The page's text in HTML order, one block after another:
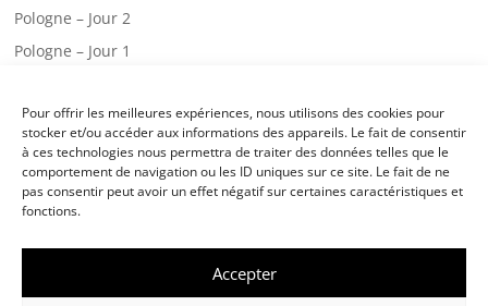
Pour offrir les meilleures expériences, nous utilisons des cookies pour
stocker et/ou accéder aux informations des appareils. Le fait de consentir
à ces technologies nous permettra de traiter des données telles que le
comportement de navigation ou les ID uniques sur ce site. Le fait de ne
pas consentir peut avoir un effet négatif sur certaines caractéristiques et
fonctions.
Accepter
Pologne – Jour 2
Pologne – Jour 1
Une visite chez les pompiers!
Classe de mer – jour 3
Classe de mer – jour 2
École Notre Dame des Victoires Landivisiau-Mentions légales/Politique